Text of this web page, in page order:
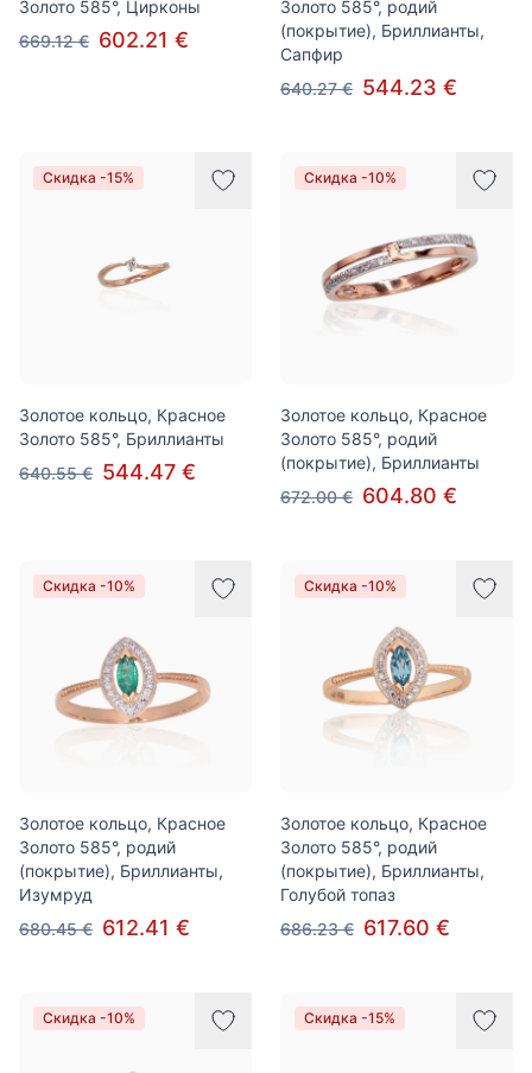
Золото 585°, Цирконы
669.12 € 602.21 €
Золото 585°, родий
(покрытие), Бриллианты,
Сапфир
640.27 € 544.23 €
Скидка -15%
Золотое кольцо, Красное
Золото 585°, Бриллианты
640.55 € 544.47 €
Скидка -10%
Золотое кольцо, Красное
Золото 585°, родий
(покрытие), Бриллианты
672.00 € 604.80 €
Скидка -10%
Золотое кольцо, Красное
Золото 585°, родий
(покрытие), Бриллианты,
Изумруд
680.45 € 612.41 €
Скидка -10%
Золотое кольцо, Красное
Золото 585°, родий
(покрытие), Бриллианты,
Голубой топаз
686.23 € 617.60 €
Скидка -10% Скидка -15%